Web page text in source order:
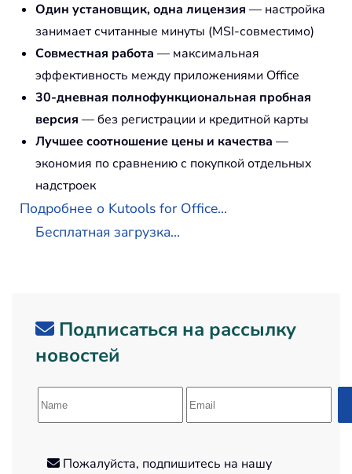
Один установщик, одна лицензия — настройка
занимает считанные минуты (MSI-совместимо)
Совместная работа — максимальная
эффективность между приложениями Office
30-дневная полнофункциональная пробная
версия — без регистрации и кредитной карты
Лучшее соотношение цены и качества —
экономия по сравнению с покупкой отдельных
надстроек
Подробнее о Kutools for Office...
Бесплатная загрузка...
Подписаться на рассылку
новостей
Пожалуйста, подпишитесь на нашу